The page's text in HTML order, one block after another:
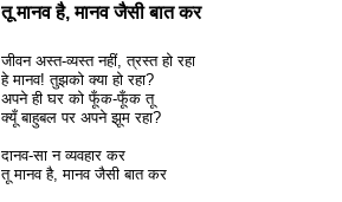
तू मानव है, मानव जैसी बात कर
जीवन अस्त-व्यस्त नहीं, त्रस्त हो रहा
हे मानव! तुझको क्या हो रहा?
अपने ही घर को फूँक-फूँक तू
क्यूँ बाहुबल पर अपने झूम रहा?
दानव-सा न व्यवहार कर
तू मानव है, मानव जैसी बात कर